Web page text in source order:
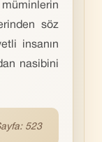
müminlerin
söz
insanın
nasibini
523